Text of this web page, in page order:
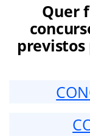
Quer
previstos